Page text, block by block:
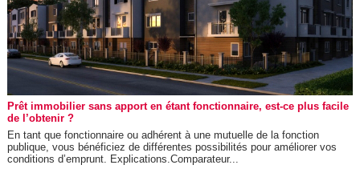
Prêt immobilier sans apport en étant fonctionnaire, est-ce plus facile
de l’obtenir ?
En tant que fonctionnaire ou adhérent à une mutuelle de la fonction
publique, vous bénéficiez de différentes possibilités pour améliorer vos
conditions d’emprunt. Explications.Comparateur...